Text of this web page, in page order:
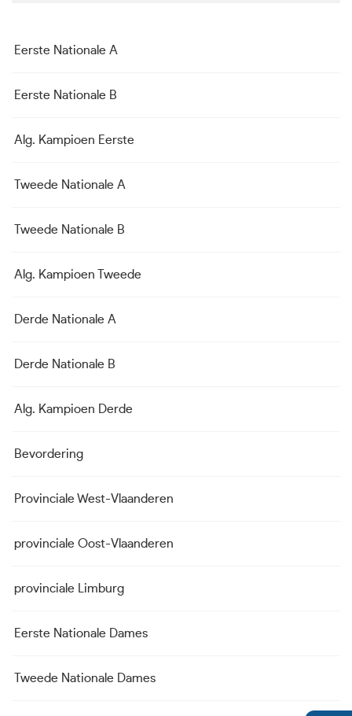
Eerste Nationale A
Eerste Nationale B
Alg. Kampioen Eerste
Tweede Nationale A
Tweede Nationale B
Alg. Kampioen Tweede
Derde Nationale A
Derde Nationale B
Alg. Kampioen Derde
Bevordering
Provinciale West-Vlaanderen
provinciale Oost-Vlaanderen
provinciale Limburg
Eerste Nationale Dames
Tweede Nationale Dames